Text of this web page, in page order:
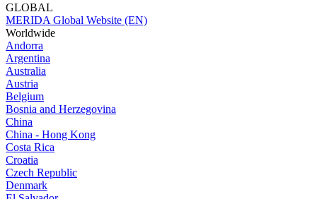
GLOBAL
MERIDA Global Website (EN)
Worldwide
Andorra
Argentina
Australia
Austria
Belgium
Bosnia and Herzegovina
China
China - Hong Kong
Costa Rica
Croatia
Czech Republic
Denmark